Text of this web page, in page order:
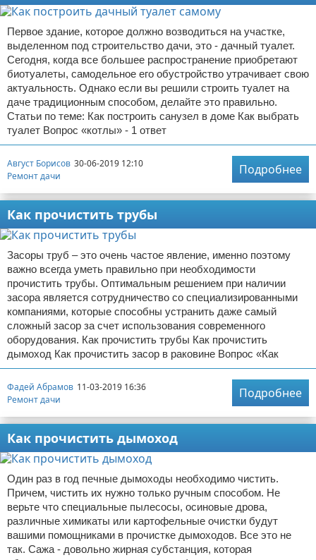
Первое здание, которое должно возводиться на участке,
выделенном под строительство дачи, это - дачный туалет.
Сегодня, когда все большее распространение приобретают
биотуалеты, самодельное его обустройство утрачивает свою
актуальность. Однако если вы решили строить туалет на
даче традиционным способом, делайте это правильно.
Статьи по теме: Как построить санузел в доме Как выбрать
туалет Вопрос «котлы» - 1 ответ
Август Борисов 30-06-2019 12:10
Ремонт дачи
Подробнее
Как прочистить трубы
Засоры труб – это очень частое явление, именно поэтому
важно всегда уметь правильно при необходимости
прочистить трубы. Оптимальным решением при наличии
засора является сотрудничество со специализированными
компаниями, которые способны устранить даже самый
сложный засор за счет использования современного
оборудования. Как прочистить трубы Как прочистить
дымоход Как прочистить засор в раковине Вопрос «Как
Фадей Абрамов 11-03-2019 16:36
Ремонт дачи
Подробнее
Как прочистить дымоход
Один раз в год печные дымоходы необходимо чистить.
Причем, чистить их нужно только ручным способом. Не
верьте что специальные пылесосы, осиновые дрова,
различные химикаты или картофельные очистки будут
вашими помощниками в прочистке дымоходов. Все это не
так. Сажа - довольно жирная субстанция, которая